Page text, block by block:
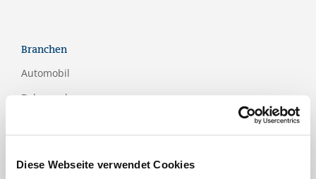
Diese Webseite verwendet Cookies
Branchen
Automobil
Bahn und
Bau
Bildung